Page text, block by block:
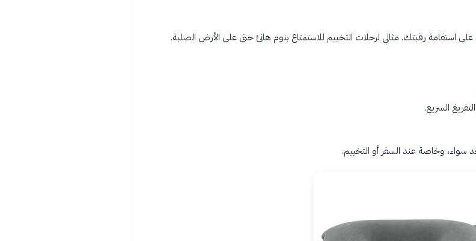
على استقامة رقبتك. مثالي لرحلات التخييم للاستمتاع بنوم هانئ حتى على الأرض الصلبة.
السريع.
سواء، وخاصة عند السفر أو التخييم.